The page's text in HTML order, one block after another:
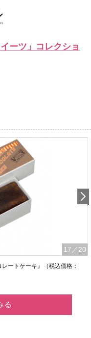
ーツ」コレクショ
17 ／20
ートケーキ』（税込価格：
る